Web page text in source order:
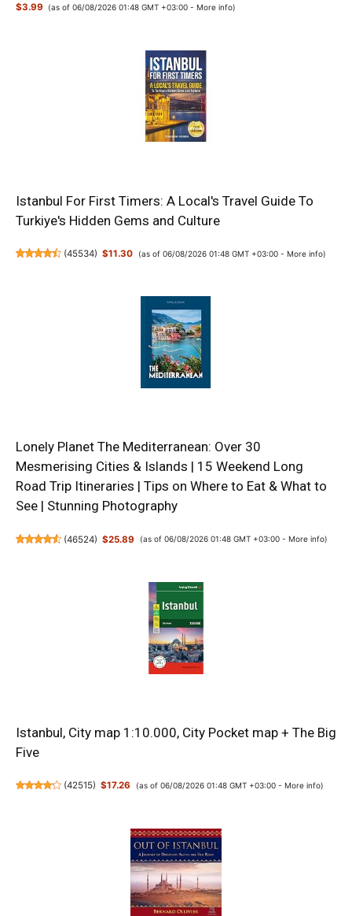
$3.99 (as of 06/08/2026 01:48 GMT +03:00 -More info)
Istanbul For First Timers: A Local's Travel Guide To
Turkiye's Hidden Gems and Culture
(45534) $11.30 (as of 06/08/2026 01:48 GMT +03:00 - More info)
Lonely Planet The Mediterranean: Over 30
Mesmerising Cities & Islands | 15 Weekend Long
Road Trip Itineraries | Tips on Where to Eat & What to
See | Stunning Photography
(46524) $25.89 (as of 06/08/2026 01:48 GMT +03:00 - More info)
Istanbul, City map 1:10.000, City Pocket map + The Big
Five
(42515) $17.26 (as of 06/08/2026 01:48 GMT +03:00 - More info)